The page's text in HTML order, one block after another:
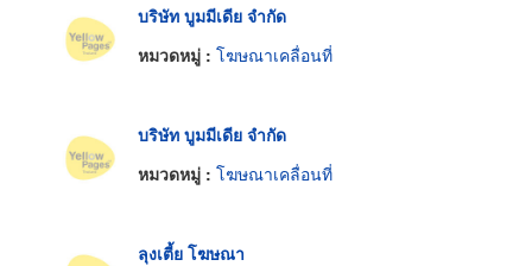
บริษัท บูมมีเดีย จำกัด
หมวดหมู่ : โฆษณาเคลื่อนที่
บริษัท บูมมีเดีย จำกัด
หมวดหมู่ : โฆษณาเคลื่อนที่
ลุงเตี้ย โฆษณา